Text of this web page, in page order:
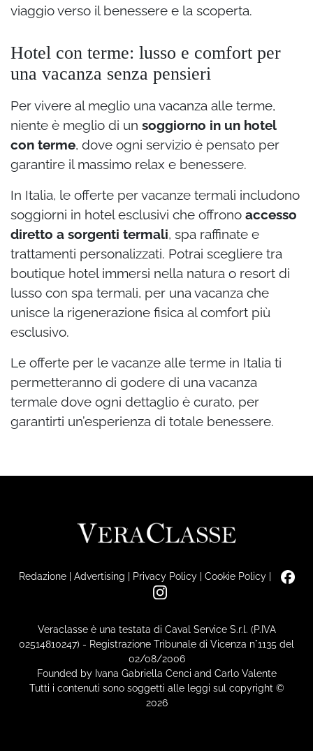
viaggio verso il benessere e la scoperta.
Hotel con terme: lusso e comfort per
una vacanza senza pensieri
Per vivere al meglio una vacanza alle terme,
niente è meglio di un soggiorno in un hotel
con terme, dove ogni servizio è pensato per
garantire il massimo relax e benessere.
In Italia, le offerte per vacanze termali includono
soggiorni in hotel esclusivi che offrono accesso
diretto a sorgenti termali, spa raffinate e
trattamenti personalizzati. Potrai scegliere tra
boutique hotel immersi nella natura o resort di
lusso con spa termali, per una vacanza che
unisce la rigenerazione fisica al comfort più
esclusivo.
Le offerte per le vacanze alle terme in Italia ti
permetteranno di godere di una vacanza
termale dove ogni dettaglio è curato, per
garantirti un’esperienza di totale benessere.
Redazione| Advertising | Privacy Policy| Cookie Policy|
Veraclasse è una testata di Caval Service S.r.l. (P.IVA
02514810247) - Registrazione Tribunale di Vicenza n°1135 del
02/08/2006
Founded by Ivana Gabriella Cenci and Carlo Valente
Tutti i contenuti sono soggetti alle leggi sul copyright ©
2026